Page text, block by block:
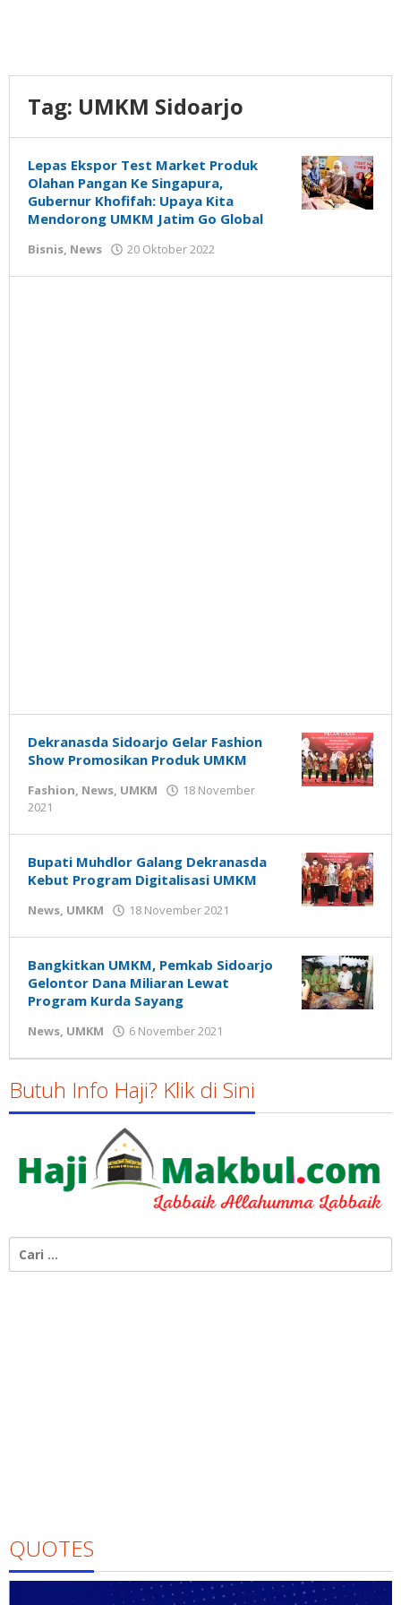
Tag: UMKM Sidoarjo
Lepas Ekspor Test Market Produk
Olahan Pangan Ke Singapura,
Gubernur Khofifah: Upaya Kita
Mendorong UMKM Jatim Go Global
Bisnis, News 20 Oktober 2022
Susanto
Dekranasda Sidoarjo Gelar Fashion
Show Promosikan Produk UMKM
Fashion, News, UMKM
18 November
2021
Susanto
Bupati Muhdlor Galang Dekranasda
Kebut Program Digitalisasi UMKM
News, UMKM 18 November 2021
Susanto
Bangkitkan UMKM, Pemkab Sidoarjo
Gelontor Dana Miliaran Lewat
Program Kurda Sayang
News, UMKM 6 November 2021
Niswah
Butuh Info Haji? Klik di Sini
untuk:
QUOTES